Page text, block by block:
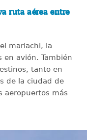
ruta aérea entre
mariachi, la
en avión. También
tanto en
de la ciudad de
aeropuertos más